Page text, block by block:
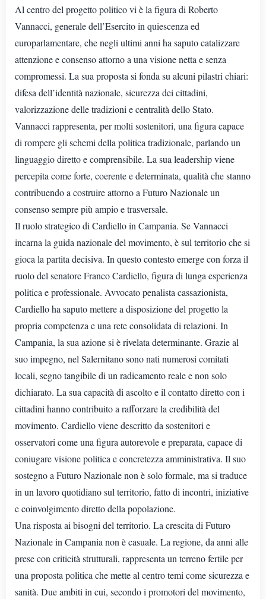
Al centro del progetto politico vi è la figura di Roberto
Vannacci, generale dell’Esercito in quiescenza ed
europarlamentare, che negli ultimi anni ha saputo catalizzare
attenzione e consenso attorno a una visione netta e senza
compromessi. La sua proposta si fonda su alcuni pilastri chiari:
difesa dell’identità nazionale, sicurezza dei cittadini,
valorizzazione delle tradizioni e centralità dello Stato.
Vannacci rappresenta, per molti sostenitori, una figura capace
di rompere gli schemi della politica tradizionale, parlando un
linguaggio diretto e comprensibile. La sua leadership viene
percepita come forte, coerente e determinata, qualità che stanno
contribuendo a costruire attorno a Futuro Nazionale un
consenso sempre più ampio e trasversale.
Il ruolo strategico di Cardiello in Campania. Se Vannacci
incarna la guida nazionale del movimento, è sul territorio che si
gioca la partita decisiva. In questo contesto emerge con forza il
ruolo del senatore Franco Cardiello, figura di lunga esperienza
politica e professionale. Avvocato penalista cassazionista,
Cardiello ha saputo mettere a disposizione del progetto la
propria competenza e una rete consolidata di relazioni. In
Campania, la sua azione si è rivelata determinante. Grazie al
suo impegno, nel Salernitano sono nati numerosi comitati
locali, segno tangibile di un radicamento reale e non solo
dichiarato. La sua capacità di ascolto e il contatto diretto con i
cittadini hanno contribuito a rafforzare la credibilità del
movimento. Cardiello viene descritto da sostenitori e
osservatori come una figura autorevole e preparata, capace di
coniugare visione politica e concretezza amministrativa. Il suo
sostegno a Futuro Nazionale non è solo formale, ma si traduce
in un lavoro quotidiano sul territorio, fatto di incontri, iniziative
e coinvolgimento diretto della popolazione.
Una risposta ai bisogni del territorio. La crescita di Futuro
Nazionale in Campania non è casuale. La regione, da anni alle
prese con criticità strutturali, rappresenta un terreno fertile per
una proposta politica che mette al centro temi come sicurezza e
sanità. Due ambiti in cui, secondo i promotori del movimento,